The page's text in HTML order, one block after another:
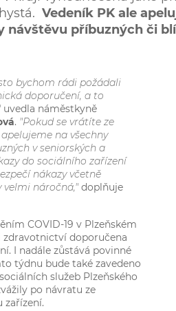
Vedeník PK ale
příbuzných či
bychom rádi požádali
doporučení, a to
uvedla náměstkyně
. "Pokud se vrátíte ze
na všechny
v seniorských a
do sociálního zařízení
nákazy včetně
velmi náročná," doplňuje
COVID-19 v Plzeňském
zdravotnictví doporučena
I nadále zůstává povinné
týdnu bude také zavedeno
služeb Plzeňského
po návratu ze
zařízení.